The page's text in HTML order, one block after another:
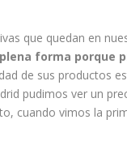
que quedan en
forma porque
de sus productos
pudimos ver un
cuando vimos la